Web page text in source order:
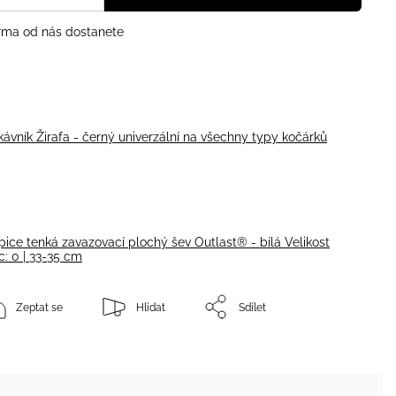
od nás dostanete
Žirafa - černý univerzální na všechny typy kočárků
tenká zavazovací plochý šev Outlast® - bílá Velikost
0 | 33-35 cm
Zeptat se Hlídat Sdílet